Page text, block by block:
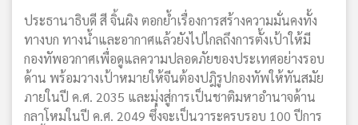
ประธานาธิบดี สี จิ้นผิง ตอกย้ำเรื่องการสร้างความมั่นคงทั้ง
ทางบก ทางน้ำและอากาศแล้วยังไปไกลถึงการตั้งเป้าให้มี
กองทัพอวกาศเพื่อดูแลความปลอดภัยของประเทศอย่างรอบ
ด้าน พร้อมวางเป้าหมายให้จีนต้องปฎิรูปกองทัพให้ทันสมัย
ภายในปี ค.ศ. 2035 และมุ่งสู่การเป็นชาติมหาอำนาจด้าน
กลาโหมในปี ค.ศ. 2049 ซึ่งจะเป็นวาระครบรอบ 100 ปีการ